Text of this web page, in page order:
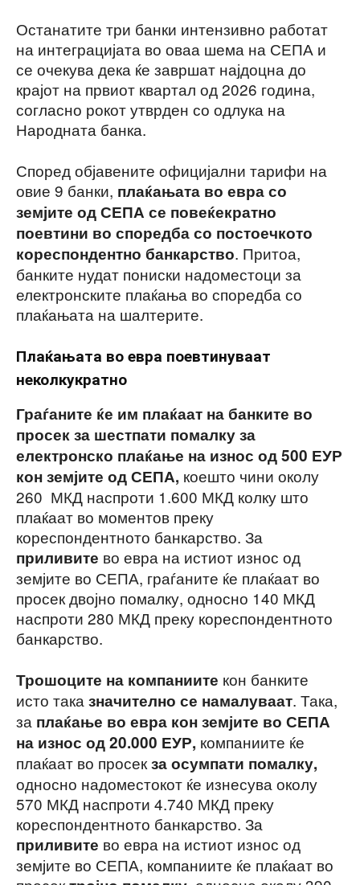
Останатите три банки интензивно работат
на интеграцијата во оваа шема на СЕПА и
се очекува дека ќе завршат најдоцна до
крајот на првиот квартал од 2026 година,
согласно рокот утврден со одлука на
Народната банка.
Според објавените официјални тарифи на
овие 9 банки, плаќањата во евра со
земјите од СЕПА се повеќекратно
поевтини во споредба со постоечкото
кореспондентно банкарство. Притоа,
банките нудат пониски надоместоци за
електронските плаќања во споредба со
плаќањата на шалтерите.
Плаќањата во евра поевтинуваат
неколкукратно
Граѓаните ќе им плаќаат на банките во
просекза шестпати помалкуза
електронско плаќање на износ од 500 ЕУР
кон земјите од СЕПА, коешто чини околу
260 МКД наспроти 1.600 МКД колку што
плаќаат во моментов преку
кореспондентното банкарство. За
приливите во евра на истиот износ од
земјите во СЕПА, граѓаните ќе плаќаат во
просек двојно помалку, односно 140 МКД
наспроти 280 МКД преку кореспондентното
банкарство.
Трошоците на компаниите кон банките
исто така значително се намалуваат. Така,
за плаќање во евра кон земјите во СЕПА
на износ од 20.000 ЕУР, компаниите ќе
плаќаат во просекза осумпати помалку,
односно надоместокот ќе изнесува околу
570 МКД наспроти 4.740 МКД преку
кореспондентното банкарство. За
приливите во евра на истиот износ од
земјите во СЕПА, компаниите ќе плаќаат во